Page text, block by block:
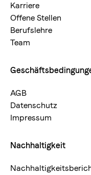
Karriere
Offene Stellen
Berufslehre
Team
AGB
Datenschutz
Impressum
Nachhaltigkeit